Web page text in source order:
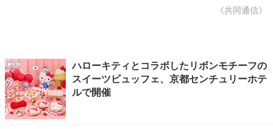
《共同通信》
ハローキティとコラボしたリボンモチーフの
スイーツビュッフェ、京都センチュリーホテ
ルで開催